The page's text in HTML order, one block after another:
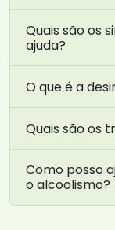
Quais são os
ajuda?
O que é a
Quais são os
Como posso
o alcoolismo?